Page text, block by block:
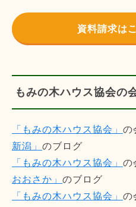
資料請求は
もみの木ハウス協会の
「もみの木ハウス協会」 の
新潟」 のブログ
「もみの木ハウス協会」 の
おおさか」 のブログ
「もみの木ハウス協会」 の